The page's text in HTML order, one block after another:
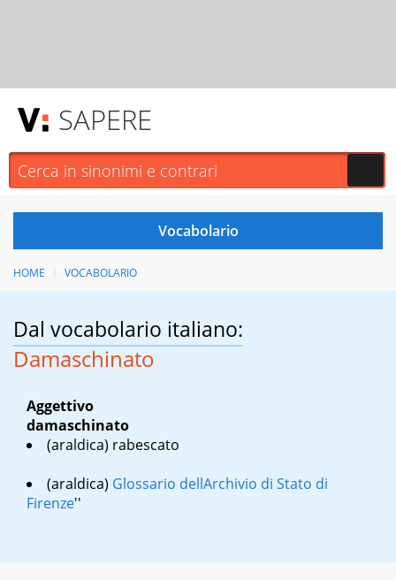
SAPERE
HOME VOCABOLARIO
Dal vocabolario italiano:
Damaschinato
Aggettivo
damaschinato
(araldica) rabescato
(araldica) Glossario dellArchivio di Stato di
Firenze''